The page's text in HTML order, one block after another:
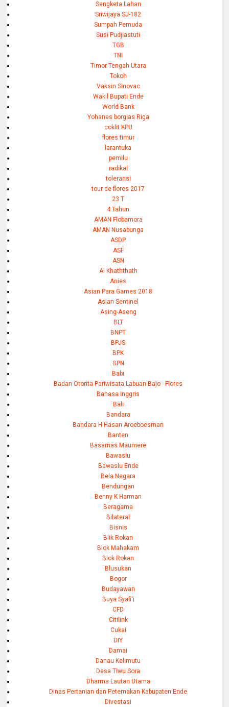
Sengketa Lahan
Sriwijaya SJ-182
Sumpah Pemuda
Susi Pudjiastuti
TGB
TNI
Timor Tengah Utara
Tokoh
Vaksin Sinovac
Wakil Bupati Ende
World Bank
Yohanes borgias Riga
coklit KPU
flores timur
larantuka
pemilu
radikal
toleransi
tour de flores 2017
23 T
4 Tahun
AMAN Flobamora
AMAN Nusabunga
ASDP
ASF
ASN
Al Khaththath
Anies
Asian Para Games 2018
Asian Sentinel
Asing-Aseng
BLT
BNPT
BPJS
BPK
BPN
Babi
Badan Otorita Pariwisata Labuan Bajo - Flores
Bahasa Inggris
Bali
Bandara
Bandara H Hasan Aroeboesman
Banten
Basarnas Maumere
Bawaslu
Bawaslu Ende
Bela Negara
Bendungan
Benny K Harman
Beragama
Bilateral
Bisnis
Blik Rokan
Blok Mahakam
Blok Rokan
Blusukan
Bogor
Budayawan
Buya Syafi'i
CFD
Citilink
Cukai
DIY
Damai
Danau Kelimutu
Desa Tiwu Sora
Dharma Lautan Utama
Dinas Pertanian dan Peternakan Kabupaten Ende
Divestasi